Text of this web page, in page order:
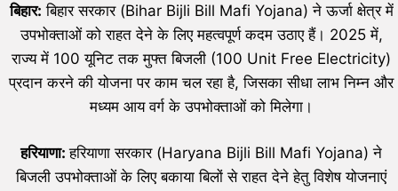
बिहार: बिहार सरकार (Bihar Bijli Bill Mafi Yojana) ने ऊर्जा क्षेत्र में
उपभोक्ताओं को राहत देने के लिए महत्वपूर्ण कदम उठाए हैं। 2025 में,
राज्य में 100 यूनिट तक मुफ्त बिजली (100 Unit Free Electricity)
प्रदान करने की योजना पर काम चल रहा है, जिसका सीधा लाभ निम्न और
मध्यम आय वर्ग के उपभोक्ताओं को मिलेगा।
हरियाणा:हरियाणा सरकार (Haryana Bijli Bill Mafi Yojana) ने
बिजली उपभोक्ताओं के लिए बकाया बिलों से राहत देने हेतु विशेष योजनाएं